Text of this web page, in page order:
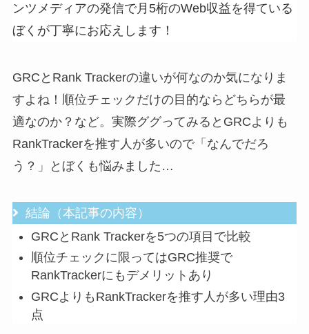
ンツメディアの発信で月5桁のWeb収益を得ている
ぼくが丁寧にお応えします！
GRCとRank Trackerの違いが何なのか気になりま
すよね！順位チェックだけの目的ならどちらが最
適なのか？など。実際ググってみるとGRCよりも
RankTrackerを推す人が多いので「なんでだろ
う？」とぼくも悩みました…
結論（本記事の内容）
GRCとRank Trackerを5つの項目で比較
順位チェックに限ってはGRC推奨で
RankTrackerにもデメリットあり
GRCよりもRankTrackerを推す人が多い理由3
点